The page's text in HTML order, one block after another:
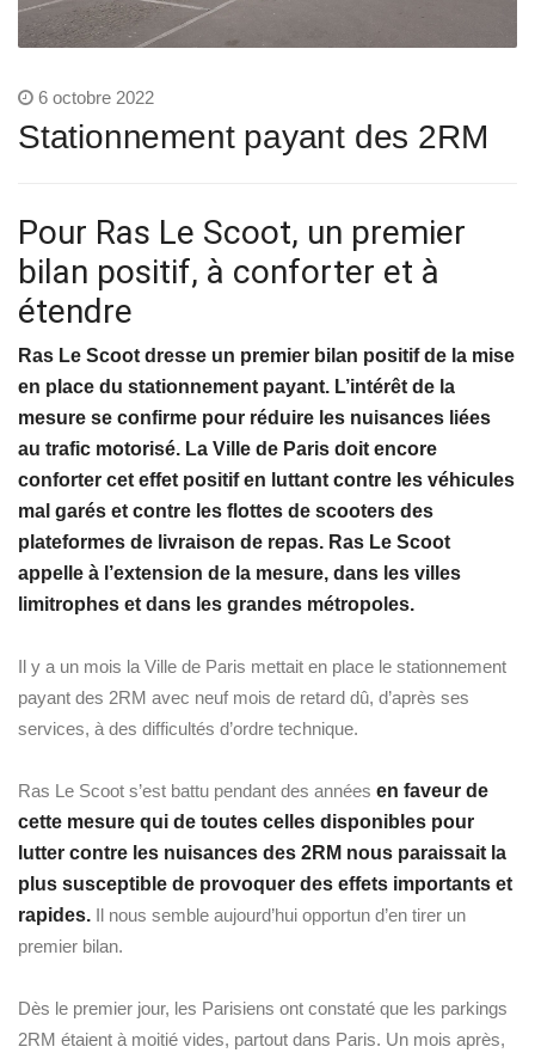
6 octobre 2022
Stationnement payant des 2RM
Pour Ras Le Scoot, un premier
bilan positif, à conforter et à
étendre
Ras Le Scoot dresse un premier bilan positif de la mise
en place du stationnement payant. L’intérêt de la
mesure se confirme pour réduire les nuisances liées
au trafic motorisé. La Ville de Paris doit encore
conforter cet effet positif en luttant contre les véhicules
mal garés et contre les flottes de scooters des
plateformes de livraison de repas. Ras Le Scoot
appelle à l’extension de la mesure, dans les villes
limitrophes et dans les grandes métropoles.
Il y a un mois la Ville de Paris mettait en place le stationnement
payant des 2RM avec neuf mois de retard dû, d’après ses
services, à des difficultés d’ordre technique.
Ras Le Scoot s’est battu pendant des années en faveur de
cette mesure qui de toutes celles disponibles pour
lutter contre les nuisances des 2RM nous paraissait la
plus susceptible de provoquer des effets importants et
rapides. Il nous semble aujourd’hui opportun d’en tirer un
premier bilan.
Dès le premier jour, les Parisiens ont constaté que les parkings
2RM étaient à moitié vides, partout dans Paris. Un mois après,